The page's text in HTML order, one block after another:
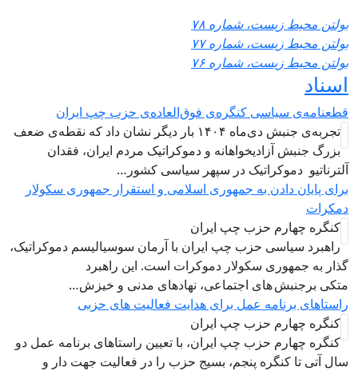
محیط زیست، شماره ۷۸
محیط زیست، شماره ۷۷
محیط زیست، شماره ۷۶
سیاسی کنگره‌ی فوق‌العاده‌ی حزب چپ ایران
تجربه‌ی جنبش دی‌ماه ۱۴۰۴ بار دیگر نشان داد که نقطه‌ی ضعف
جنبش آزادیخواهانه و دموکراتیک مردم ایران، فقدان
دموکراتیک در سپهر سیاسی کشور…
پایان دادن به جمهوری اسلامی و استقرار جمهوری سکولار
چهارم حزب چپ ایران
سياسی حزب چپ ایران با آرمان سوسیالیسم دموکراتیک،
به جمهوری سکولار دموکرات است. این راهبرد
برجنبش های اجتماعی، نهادهای مدنی و خیزش‌…
برنامه عمل برای هدایت فعالیت های حزبی
چهارم حزب چپ ایران
چهارم حزب چپ ایران، با تعیین راستاهای برنامه عمل دو
آتی تا کنگره پنجم، بسیج حزب را در فعالیت جهت دار و